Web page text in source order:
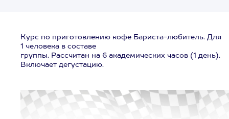
Курс по приготовлению кофе Бариста-любитель. Для
1 человека в составе
группы. Рассчитан на 6 академических часов (1 день).
Включает дегустацию.